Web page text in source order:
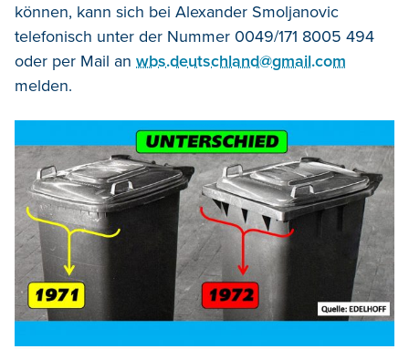
können, kann sich bei Alexander Smoljanovic
telefonisch unter der Nummer 0049/171 8005 494
oder per Mail an wbs.deutschland@gmail.com
melden.